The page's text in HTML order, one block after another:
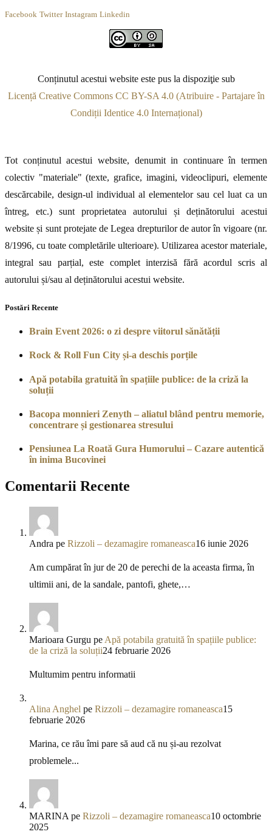
Facebook Twitter Instagram Linkedin
Conținutul acestui website este pus la dispoziţie sub
Licență Creative Commons CC BY-SA 4.0 (Atribuire - Partajare în
Condiții Identice 4.0 Internațional)
Tot conținutul acestui website, denumit in continuare în termen
colectiv "materiale" (texte, grafice, imagini, videoclipuri, elemente
descărcabile, design-ul individual al elementelor sau cel luat ca un
întreg, etc.) sunt proprietatea autorului și deținătorului acestui
website și sunt protejate de Legea drepturilor de autor în vigoare (nr.
8/1996, cu toate completările ulterioare). Utilizarea acestor materiale,
integral sau parțial, este complet interzisă fără acordul scris al
autorului și/sau al deținătorului acestui website.
Postări Recente
Brain Event 2026: o zi despre viitorul sănătății
Rock & Roll Fun City și-a deschis porțile
Apă potabila gratuită în spațiile publice: de la criză la
soluții
Bacopa monnieri Zenyth – aliatul blând pentru memorie,
concentrare și gestionarea stresului
Pensiunea La Roată Gura Humorului – Cazare autentică
în inima Bucovinei
Comentarii Recente
Andra pe Rizzoli – dezamagire romaneasca16 iunie 2026
Am cumpărat în jur de 20 de perechi de la aceasta firma, în
ultimii ani, de la sandale, pantofi, ghete,…
Marioara Gurgu pe Apă potabila gratuită în spațiile publice:
de la criză la soluții24 februarie 2026
Multumim pentru informatii
Alina Anghel pe Rizzoli – dezamagire romaneasca15
februarie 2026
Marina, ce rău îmi pare să aud că nu și-au rezolvat
problemele...
MARINA pe Rizzoli – dezamagire romaneasca10 octombrie
2025